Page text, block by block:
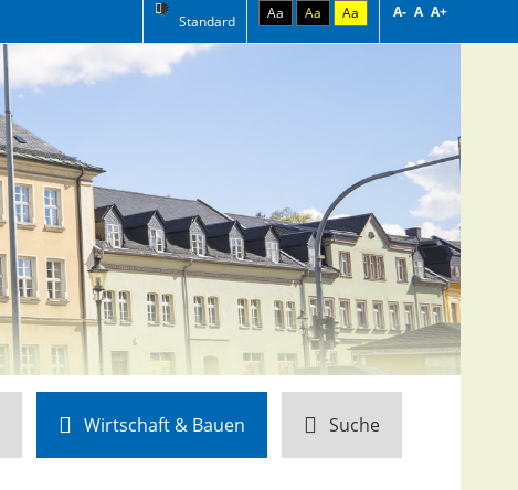
Standard Aa Aa Aa A- A A+
Wirtschaft & Bauen Suche